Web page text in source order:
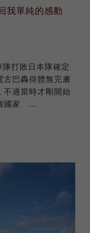
我單純的感動
打敗日本隊確定
巴轟得體無完膚
不過當時才剛開始
國家 ...